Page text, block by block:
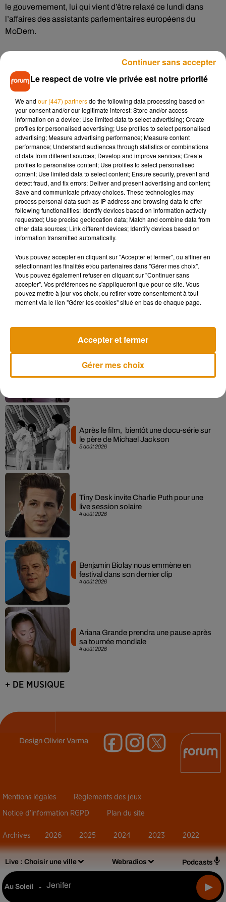
Live : Choisir une ville Webradios Podcasts
Au Soleil - Jenifer
le gouvernement, lui qui vient d’être relaxé ce lundi dans
l’affaires des assistants parlementaires européens du
MoDem.
De possibles attaques de loup dans la Vienne. Une
vingtaine de brebis ont été tuées ou blessées dans 4
élevages du sud du département. La présence de l’animal
dans le département est avérée depuis 2021, souvent des
loups solitaires. Au printemps dernier, déjà, 5 attaques
avaient été attribuées possiblement à un loup.
TAYLOR SWIFT -Taylor Swift encore un peu plus dans
l’histoire de la musique. La chanteuse de 34 ans vient de
remporter le prix de l’album de l’année (Midgnight) pour la
èmefois aux Grammy Awards. Elle en a profité pour
annoncer la sortie d’un nouvel album le 19 avril prochain.
Musique
Pomme emprunte le décor de l’émission
« Loups Garous » pour son...
6 août 2026
La version réécrite de « Beautiful Day »
5 août 2026
Après le film, bientôt une docu-série sur
le père de Michael Jackson
4 août 2026
Tiny Desk invite Charlie Puth pour une
live session solaire
4 août 2026
Benjamin Biolay nous emmène en
festival dans son dernier clip
4 août 2026
Ariana Grande prendra une pause après
sa tournée mondiale
+ DE MUSIQUE
DesignOlivier Varma
Mentions légales Règlements des jeux
Notice d’information RGPD Plan du site
Archives 2026 2025 2024 2023 2022
Le respect de votre vie privée est notre priorité
We and our (447) partnersdo the following data processing based on
your consent and/or our legitimate interest: Store and/or access
information on a device; Use limited data to select advertising; Create
profiles for personalised advertising; Use profiles to select personalised
advertising; Measure advertising performance; Measure content
performance; Understand audiences through statistics or combinations
of data from different sources; Develop and improve services; Create
profiles to personalise content; Use profiles to select personalised
content; Use limited data to select content; Ensure security, prevent and
detect fraud, and fix errors; Deliver and present advertising and content;
Save and communicate privacy choices. These technologies may
process personal data such as IP address and browsing data to offer
following functionalities: Identify devices based on information actively
requested; Use precise geolocation data; Match and combine data from
other data sources; Link different devices; Identify devices based on
information transmitted automatically.
Vous pouvez accepter en cliquant sur "Accepter et fermer", ou affiner en
sélectionnant les finalités et/ou partenaires dans "Gérer mes choix".
Vous pouvez également refuser en cliquant sur "Continuer sans
accepter". Vos préférences ne s'appliqueront que pour ce site. Vous
pouvez mettre à jour vos choix, ou retirer votre consentement à tout
moment via le lien "Gérer les cookies" situé en bas de chaque page.
Gérer mes choix
Accepter et fermer
Continuer sans accepter